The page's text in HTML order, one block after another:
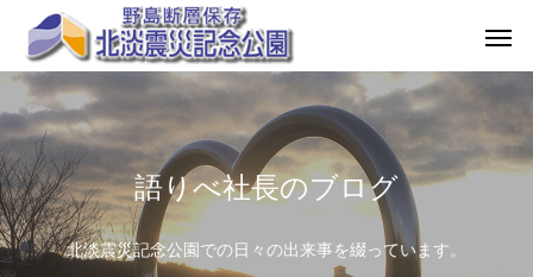
語りべ社長のブログ
北淡震災記念公園での日々の出来事を綴っています。